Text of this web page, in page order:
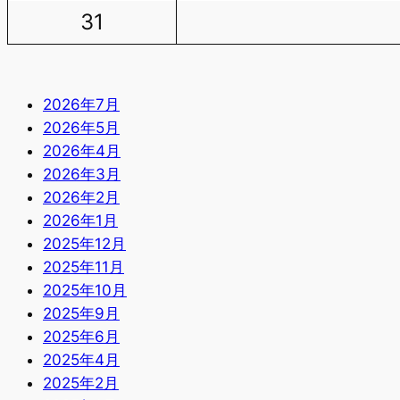
31
2026年7月
2026年5月
2026年4月
2026年3月
2026年2月
2026年1月
2025年12月
2025年11月
2025年10月
2025年9月
2025年6月
2025年4月
2025年2月